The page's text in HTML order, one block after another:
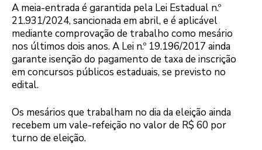
A meia-entrada é garantida pela Lei Estadual n.º
21.931/2024, sancionada em abril, e é aplicável
mediante comprovação de trabalho como mesário
nos últimos dois anos. A Lei n.º 19.196/2017 ainda
garante isenção do pagamento de taxa de inscrição
em concursos públicos estaduais, se previsto no
edital.
Os mesários que trabalham no dia da eleição ainda
recebem um vale-refeição no valor de R$ 60 por
turno de eleição.